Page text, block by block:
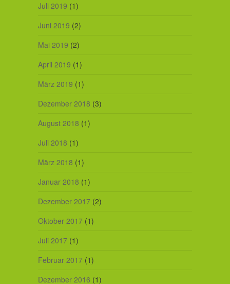
Juli 2019 (1)
Juni 2019 (2)
Mai 2019 (2)
April 2019 (1)
März 2019 (1)
Dezember 2018 (3)
August 2018 (1)
Juli 2018 (1)
März 2018 (1)
Januar 2018 (1)
Dezember 2017(2)
Oktober 2017(1)
Juli 2017(1)
Februar 2017(1)
Dezember 2016 (1)